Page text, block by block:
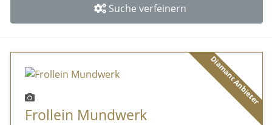
Suche verfeinern
Diamant Anbieter
Frollein Mundwerk